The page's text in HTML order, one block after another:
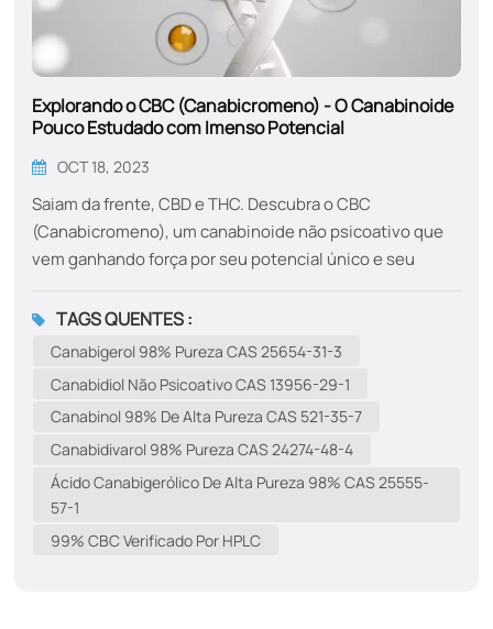
Explorando o CBC (Canabicromeno) - O Canabinoide
Pouco Estudado com Imenso Potencial
OCT 18, 2023
Saiam da frente, CBD e THC. Descubra o CBC
(Canabicromeno), um canabinoide não psicoativo que
vem ganhando força por seu potencial único e seu
ciência por trás do CAS 20675-51-8. Figura 1: Estrutura
molecular do canabicromeno (CBC). ​Revelando o CBC:
um canabinoide menor com grande potencial​No vasto e
complexo mundo da fitoquímica da cannabis, a maior
parte dos holofotes se concentra em dois
protagonistas: o THC, conhecido por suas propriedades
psicoativas, e o CBD, celebrado por suas aplicações no
bem-estar. No entanto, a planta de cannabis produz
mais de uma centena de outros canabinoides, cada um
TAGS QUENTES :
Canabigerol 98% Pureza CAS 25654-31-3
Canabidiol Não Psicoativo CAS 13956-29-1
Canabinol 98% De Alta Pureza CAS 521-35-7
Canabidivarol 98% Pureza CAS 24274-48-4
Ácido Canabigerólico De Alta Pureza 98% CAS 25555-
57-1
99% CBC Verificado Por HPLC